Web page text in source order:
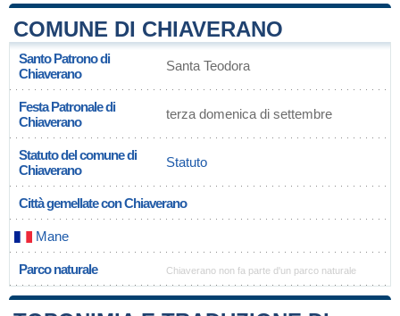
COMUNE DI CHIAVERANO
Santo Patrono di
Chiaverano
Santa Teodora
Festa Patronale di
Chiaverano
terza domenica di settembre
Statuto del comune di
Chiaverano
Statuto
Città gemellate con Chiaverano
Mane
Parco naturale Chiaverano non fa parte d'un parco naturale